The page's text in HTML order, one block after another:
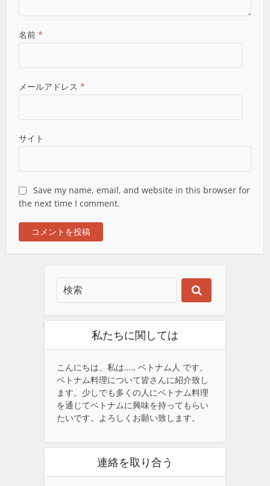
名前*
メールアドレス*
サイト
Save my name, email, and website in this browser for
the next time I comment.
私たちに関しては
こんにちは、私は…., ベトナム人 です。
ベトナム料理について皆さんに紹介致し
ます。少しでも多くの人にベトナム料理
を通じてベトナムに興味を持ってもらい
たいです。よろしくお願い致します。
連絡を取り合う